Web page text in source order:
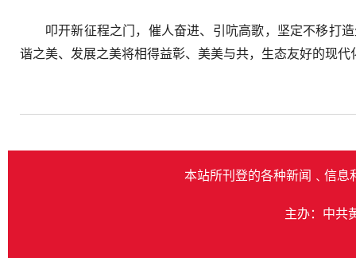
叩开新征程之门，催人奋进、引吭高歌，坚定不移打
谐之美、发展之美将相得益彰、美美与共，生态友好的现
本站所刊登的各种新闻﹑信息
主办：中共